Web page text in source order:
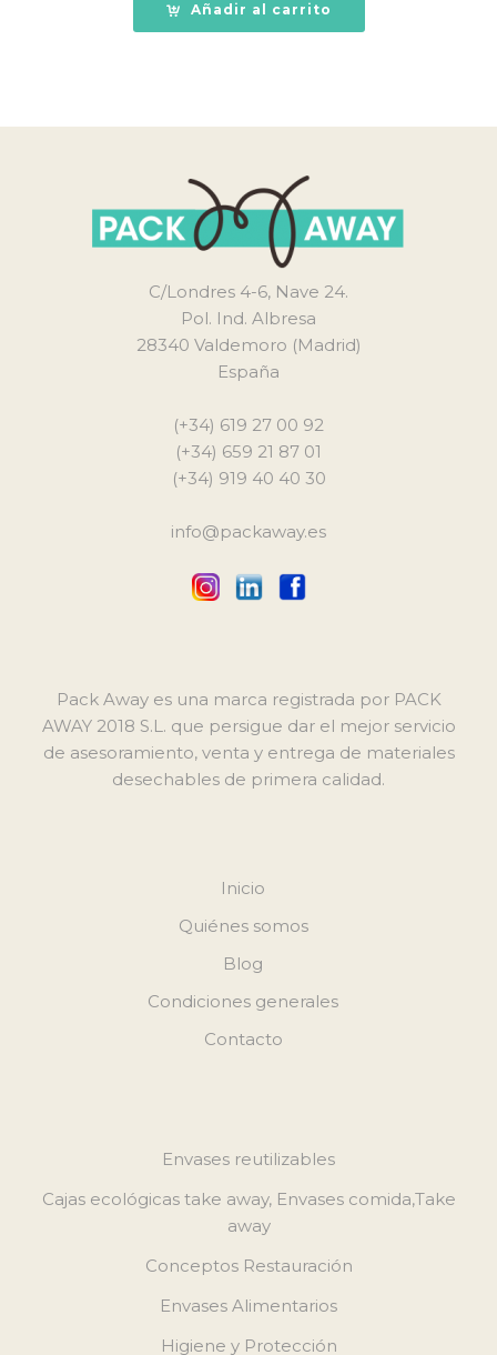
Añadir al carrito
C/Londres 4-6, Nave 24.
Pol. Ind. Albresa
28340 Valdemoro (Madrid)
España
(+34) 619 27 00 92
(+34) 659 21 87 01
(+34) 919 40 40 30
info@packaway.es
Pack Away es una marca registrada por PACK
AWAY 2018 S.L. que persigue dar el mejor servicio
de asesoramiento, venta y entrega de materiales
desechables de primera calidad.
Inicio
Quiénes somos
Blog
Condiciones generales
Contacto
Envases reutilizables
Cajas ecológicas take away, Envases comida,Take
away
Conceptos Restauración
Envases Alimentarios
Higiene y Protección